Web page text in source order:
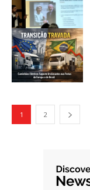
1 2